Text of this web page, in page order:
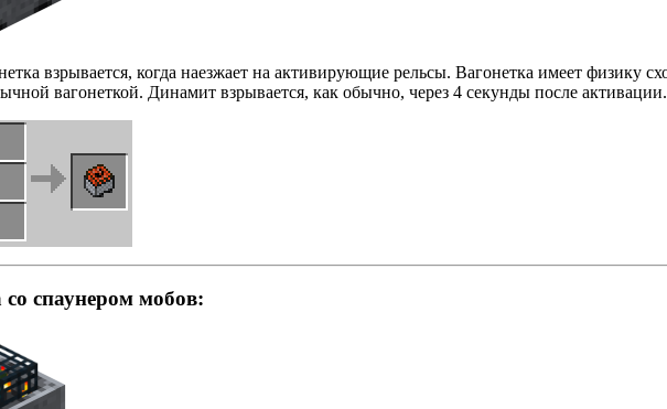
взрывается, когда наезжает на активирующие рельсы. Вагонетка имеет физику
вагонеткой. Динамит взрывается, как обычно, через 4 секунды после активации.
со спаунером мобов: